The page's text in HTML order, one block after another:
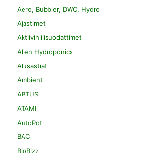
Aero, Bubbler, DWC, Hydro
Ajastimet
Aktiivihiilisuodattimet
Alien Hydroponics
Alusastiat
Ambient
APTUS
ATAMI
AutoPot
BAC
BioBizz